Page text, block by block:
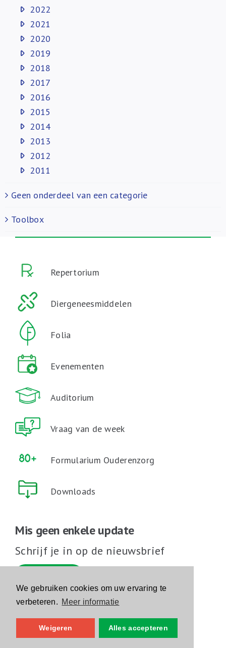
We gebruiken cookies om uw ervaring te
verbeteren. Meer informatie
Weigeren Alles accepteren
2022
2021
2020
2019
2018
2017
2016
2015
2014
2013
2012
2011
Geen onderdeel van een categorie
Toolbox
Repertorium
Diergeneesmiddelen
Folia
Evenementen
Auditorium
Vraag van de week
Formularium Ouderenzorg
Downloads
Mis geen enkele update
Schrijf je in op de nieuwsbrief
Volg ons op sociale media